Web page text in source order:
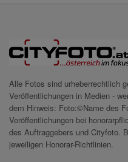
Alle Fotos sind urheberrechtlich
Veröffentlichungen in Medien -
dem Hinweis: Foto:©Name des
Veröffentlichungen bei
des Auftraggebers und Cityfoto.
jeweiligen Honorar-Richtlinien.